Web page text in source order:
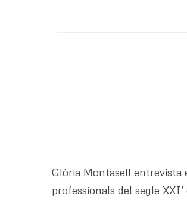
Glòria Montasell entrevista
professionals del segle